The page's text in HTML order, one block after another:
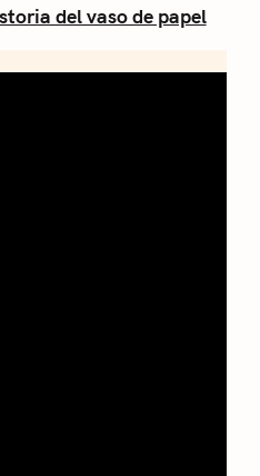
del vaso de papel